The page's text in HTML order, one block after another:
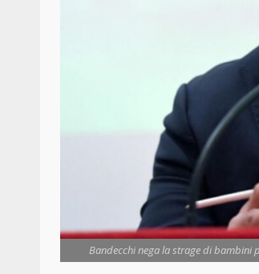
Bandecchi nega la strage di bambini